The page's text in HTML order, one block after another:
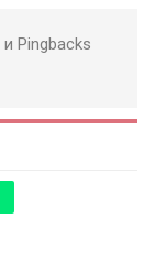
и Pingbacks